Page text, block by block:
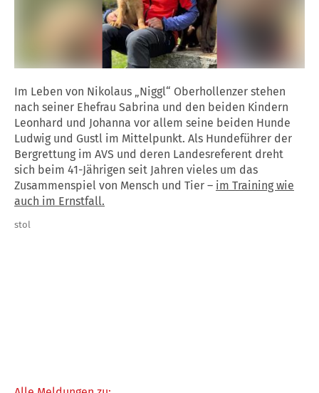
Im Leben von Nikolaus „Niggl“ Oberhollenzer stehen
nach seiner Ehefrau Sabrina und den beiden Kindern
Leonhard und Johanna vor allem seine beiden Hunde
Ludwig und Gustl im Mittelpunkt. Als Hundeführer der
Bergrettung im AVS und deren Landesreferent dreht
sich beim 41-Jährigen seit Jahren vieles um das
Zusammenspiel von Mensch und Tier – im Training wie
auch im Ernstfall.
stol